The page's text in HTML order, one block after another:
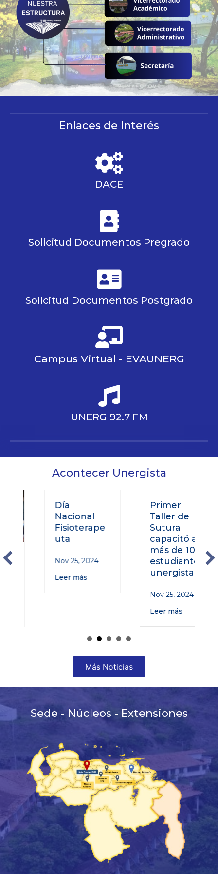
Enlaces de Interés
DACE
Solicitud Documentos Pregrado
Solicitud Documentos Postgrado
Campus Virtual - EVAUNERG
UNERG 92.7 FM
Acontecer Unergista
Nacional
Fisioterape
uta
Nov 25, 2024
Leer más
Primer
Taller de
Sutura
capacitó a
más de 100
estudiantes
unergistas
Nov 25, 2024
Leer más
Más Noticias
Sede - Núcleos - Extensiones